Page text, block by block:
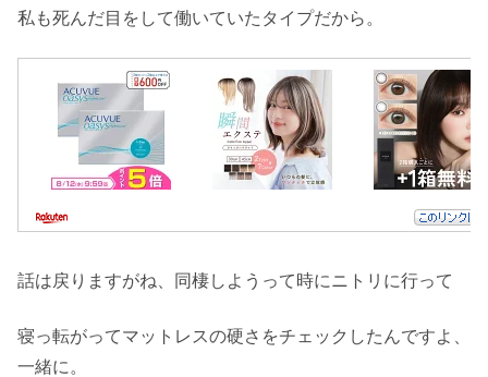
私も死んだ目をして働いていたタイプだから。
話は戻りますがね、同棲しようって時にニトリに行って
寝っ転がってマットレスの硬さをチェックしたんですよ、
一緒に。